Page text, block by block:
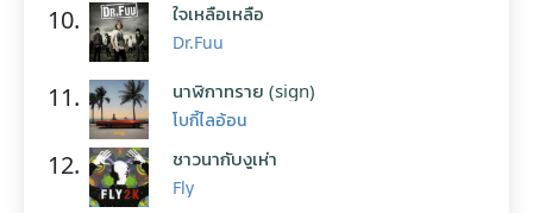
10. ใจเหลือเหลือ
Dr.Fuu
11. นาฬิกาทราย (sign)
โบกี้ไลอ้อน
12. ชาวนากับงูเห่า
Fly